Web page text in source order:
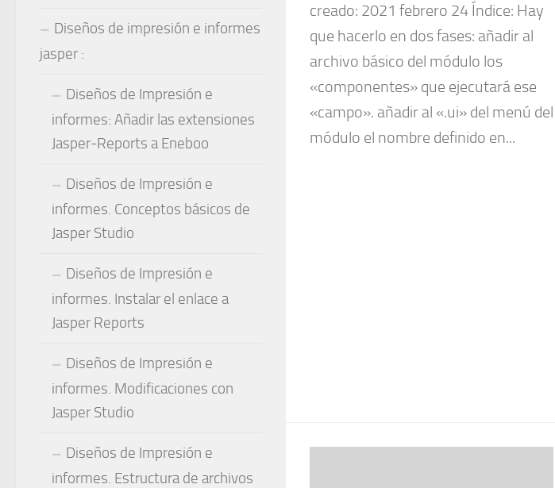
creado: 2021 febrero 24 Índice: Hay
que hacerlo en dos fases: añadir al
archivo básico del módulo los
«componentes» que ejecutará ese
«campo». añadir al «.ui» del menú del
módulo el nombre definido en...
Diseños de impresión e informes
jasper :
Diseños de Impresión e
informes: Añadir las extensiones
Jasper-Reports a Eneboo
Diseños de Impresión e
informes. Conceptos básicos de
Jasper Studio
Diseños de Impresión e
informes. Instalar el enlace a
Jasper Reports
Diseños de Impresión e
informes. Modificaciones con
Jasper Studio
Diseños de Impresión e
informes. Estructura de archivos